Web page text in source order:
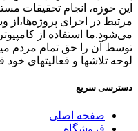
این حوزه، انجام تحقیقات
مرتبط در اجرای
می‌شود.ما استفاده از
توسط آن را حق تمام مردم
لوحه تلاشها و فعالیتهای خود
دسترسی سریع
صفحه اصلی
فروشگاه